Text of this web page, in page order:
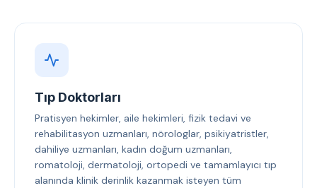
Tıp Doktorları
Pratisyen hekimler, aile hekimleri, fizik tedavi ve
rehabilitasyon uzmanları, nörologlar, psikiyatristler,
dahiliye uzmanları, kadın doğum uzmanları,
romatoloji, dermatoloji, ortopedi ve tamamlayıcı tıp
alanında klinik derinlik kazanmak isteyen tüm